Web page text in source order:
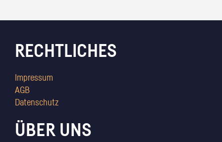
RECHTLICHES
Impressum
AGB
Datenschutz
ÜBER UNS